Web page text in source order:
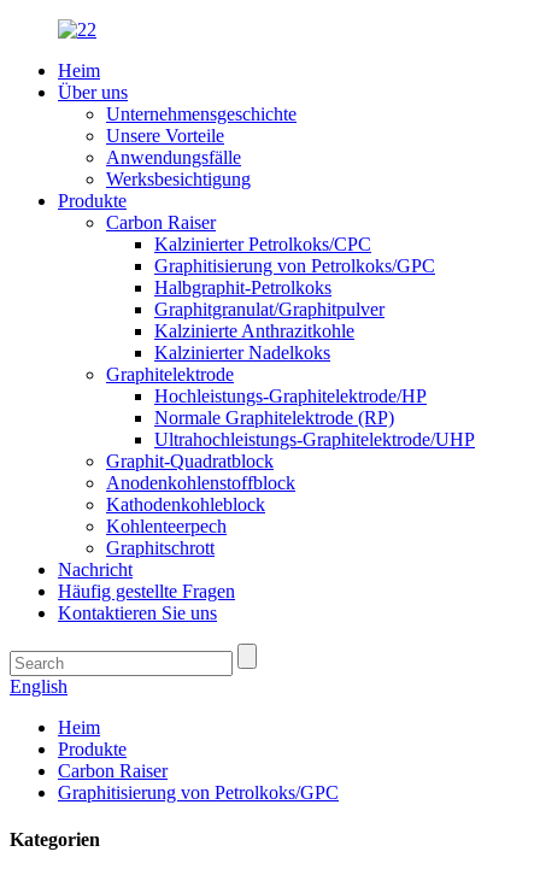
Heim
Über uns
Unternehmensgeschichte
Unsere Vorteile
Anwendungsfälle
Werksbesichtigung
Produkte
Carbon Raiser
Kalzinierter Petrolkoks/CPC
Graphitisierung von Petrolkoks/GPC
Halbgraphit-Petrolkoks
Graphitgranulat/Graphitpulver
Kalzinierte Anthrazitkohle
Kalzinierter Nadelkoks
Graphitelektrode
Hochleistungs-Graphitelektrode/HP
Normale Graphitelektrode (RP)
Ultrahochleistungs-Graphitelektrode/UHP
Graphit-Quadratblock
Anodenkohlenstoffblock
Kathodenkohleblock
Kohlenteerpech
Graphitschrott
Nachricht
Häufig gestellte Fragen
Kontaktieren Sie uns
English
Heim
Produkte
Carbon Raiser
Graphitisierung von Petrolkoks/GPC
Kategorien